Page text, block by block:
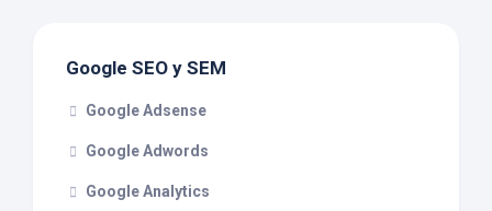
Google SEO y SEM
Google Adsense
Google Adwords
Google Analytics